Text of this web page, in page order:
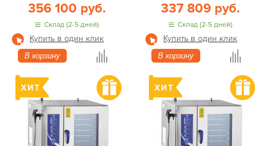
356 100 руб.
Склад (2-5 дней)
Купить в один клик
В корзину
337 809 руб.
Склад (2-5 дней)
Купить в один клик
В корзину